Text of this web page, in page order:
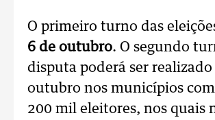
O primeiro turno das
6 de outubro. O segundo
disputa poderá ser realizado
outubro nos municípios
200 mil eleitores, nos quais